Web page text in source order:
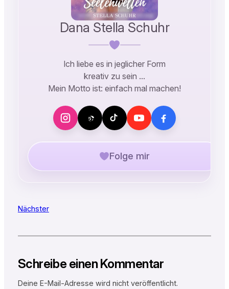
Dana Stella Schuhr
Ich liebe es in jeglicher Form
kreativ zu sein …
Mein Motto ist: einfach mal machen!
Folge mir
Nächster
Schreibe einen Kommentar
Deine E-Mail-Adresse wird nicht veröffentlicht.